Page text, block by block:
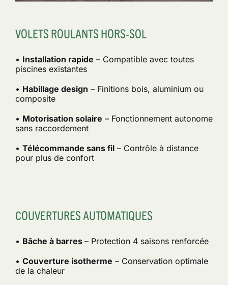
VOLETS ROULANTS HORS-SOL
• Installation rapide – Compatible avec toutes
piscines existantes
• Habillage design – Finitions bois, aluminium ou
composite
• Motorisation solaire – Fonctionnement autonome
sans raccordement
• Télécommande sans fil– Contrôle à distance
pour plus de confort
COUVERTURES AUTOMATIQUES
• Bâche à barres – Protection 4 saisons renforcée
• Couverture isotherme – Conservation optimale
de la chaleur